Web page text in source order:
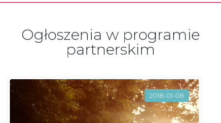
Ogłoszenia w programie
partnerskim
2018-01-08